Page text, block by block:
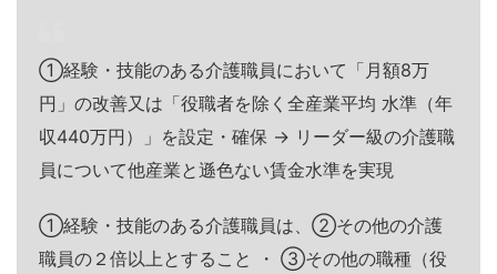
①経験・技能のある介護職員において「月額8万
円」の改善又は「役職者を除く全産業平均 水準（年
収440万円）」を設定・確保 → リーダー級の介護職
員について他産業と遜色ない賃金水準を実現
①経験・技能のある介護職員は、②その他の介護
職員の２倍以上とすること ・ ③その他の職種（役